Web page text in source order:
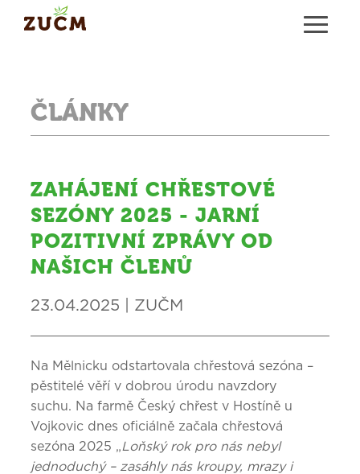
ČLÁNKY
ZAHÁJENÍ CHŘESTOVÉ
SEZÓNY 2025 - JARNÍ
POZITIVNÍ ZPRÁVY OD
NAŠICH ČLENŮ
23.04.2025 | ZUČM
Na Mělnicku odstartovala chřestová sezóna –
pěstitelé věří v dobrou úrodu navzdory
suchu. Na farmě Český chřest v Hostíně u
Vojkovic dnes oficiálně začala chřestová
sezóna 2025 „Loňský rok pro nás nebyl
jednoduchý – zasáhly nás kroupy, mrazy i